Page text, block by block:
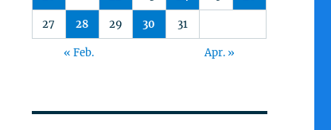
27 28 29 30 31
« Feb. Apr. »